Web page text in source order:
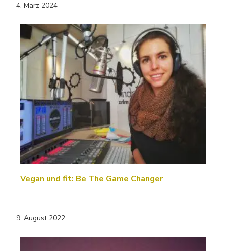
4. März 2024
Vegan und fit: Be The Game Changer
9. August 2022